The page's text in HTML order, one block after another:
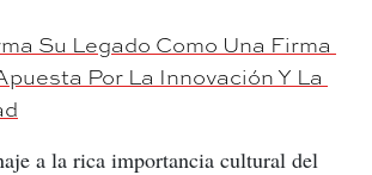
Su Legado Como Una Firma
Por La Innovación Y La
a la rica importancia cultural del